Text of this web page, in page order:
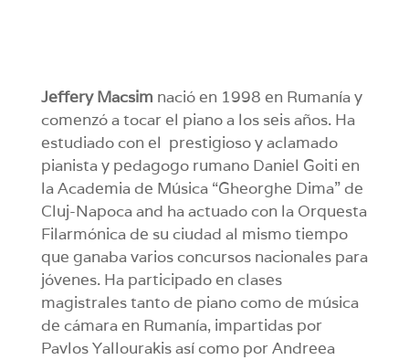
Jeffery Macsim nació en 1998 en Rumanía y
comenzó a tocar el piano a los seis años. Ha
estudiado con el prestigioso y aclamado
pianista y pedagogo rumano Daniel Goiti en
la Academia de Música “Gheorghe Dima” de
Cluj-Napoca and ha actuado con la Orquesta
Filarmónica de su ciudad al mismo tiempo
que ganaba varios concursos nacionales para
jóvenes. Ha participado en clases
magistrales tanto de piano como de música
de cámara en Rumanía, impartidas por
Pavlos Yallourakis así como por Andreea